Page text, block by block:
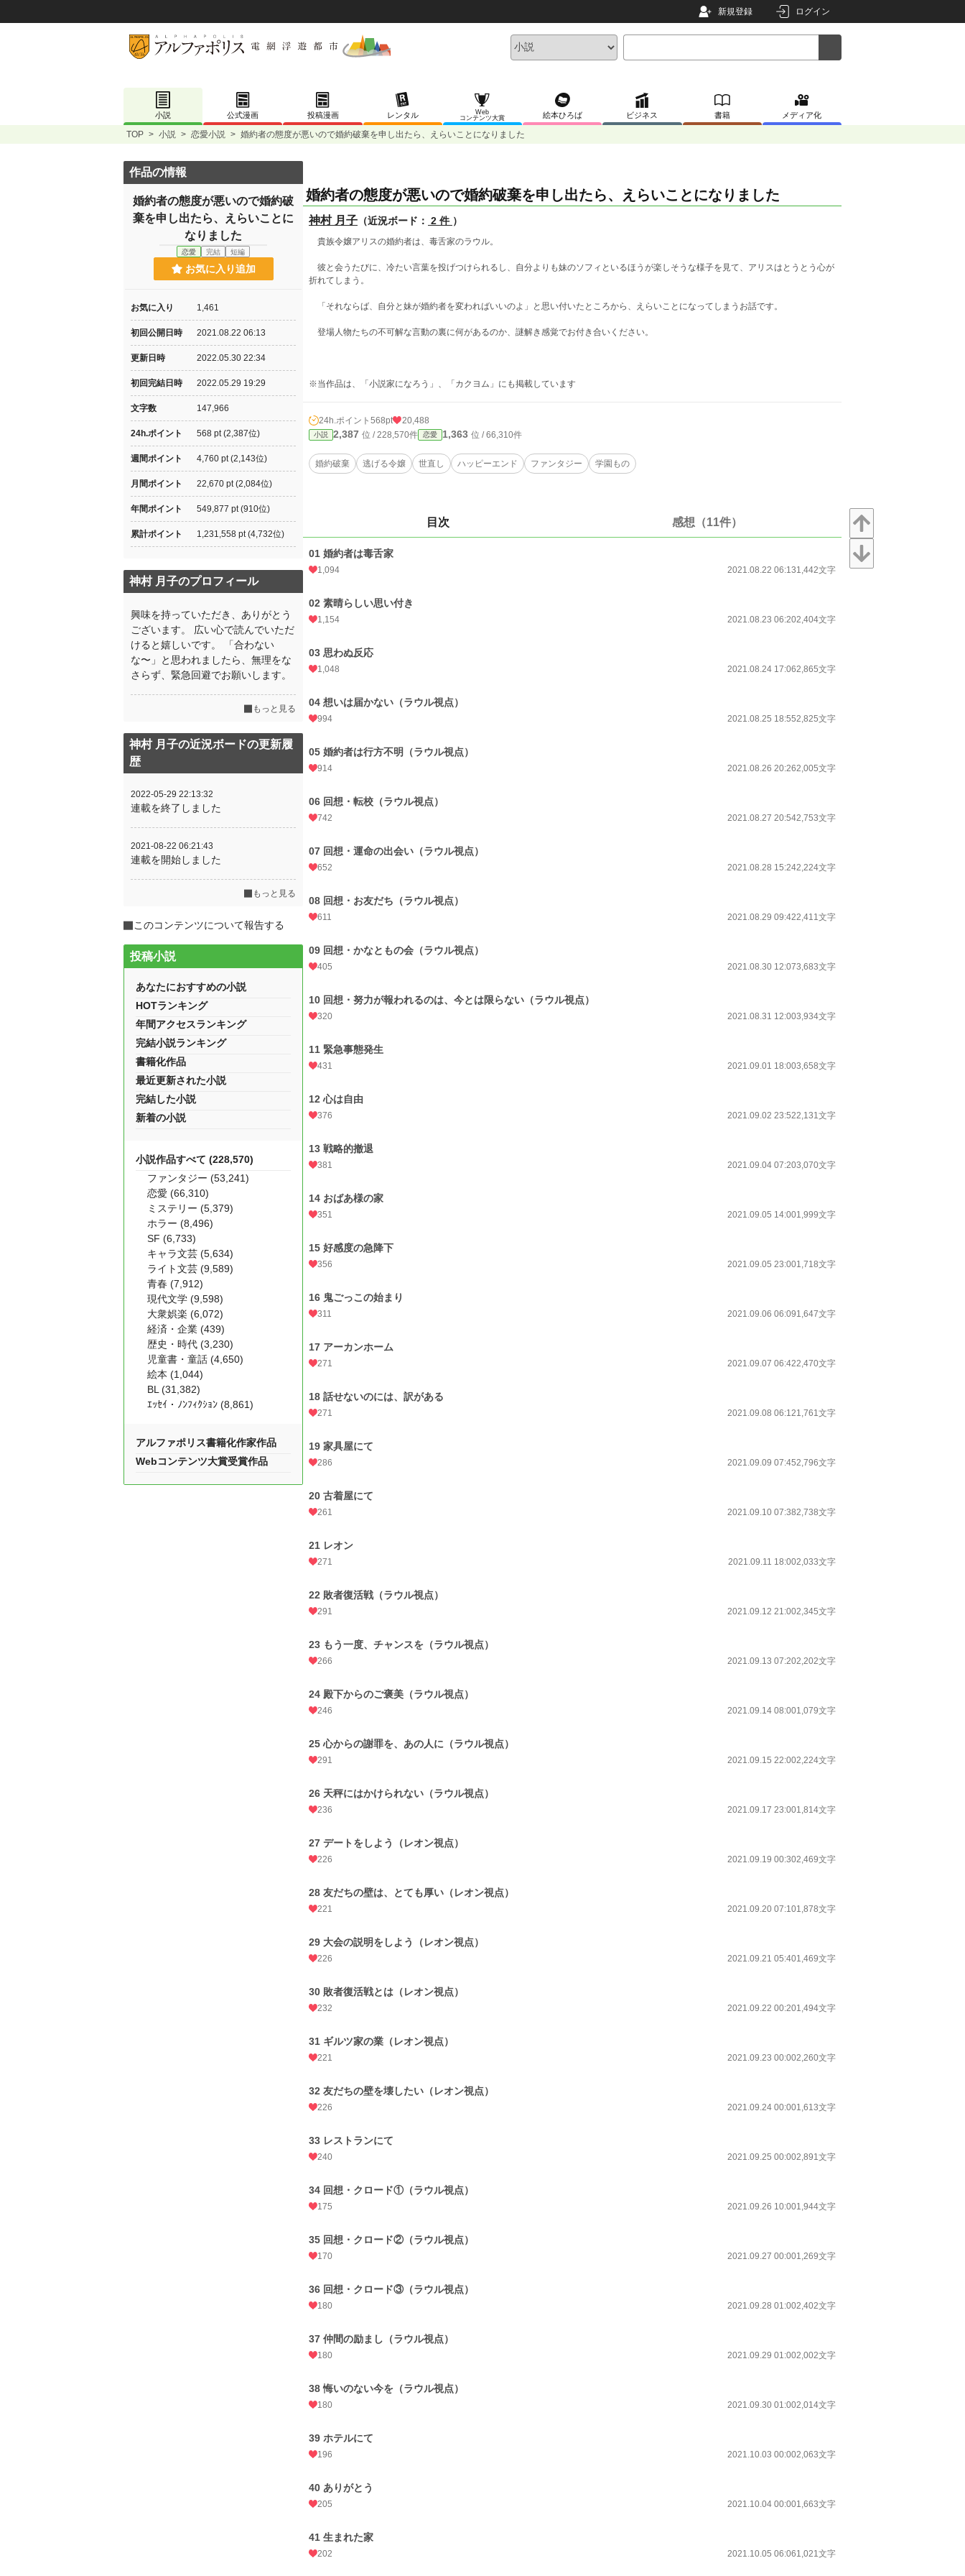
新規登録 ログイン
小説 公式漫画 投稿漫画 レンタル
Web
コンテンツ大賞
絵本ひろば ビジネス 書籍 メディア化
TOP > 小説 > 恋愛小説 > 婚約者の態度が悪いので婚約破棄を申し出たら、えらいことになりました
婚約者の態度が悪いので婚約破棄を申し出たら、えらいことになりました
神村 月子 （近況ボード： 2 件 ）
貴族令嬢アリスの婚約者は、毒舌家のラウル。
彼と会うたびに、冷たい言葉を投げつけられるし、自分よりも妹のソフィといるほうが楽しそうな様子を見て、アリスはとうとう心が
折れてしまう。
「それならば、自分と妹が婚約者を変わればいいのよ」と思い付いたところから、えらいことになってしまうお話です。
登場人物たちの不可解な言動の裏に何があるのか、謎解き感覚でお付き合いください。
※当作品は、「小説家になろう」、「カクヨム」にも掲載しています
24h.ポイント 568pt 20,488
小説 2,387 位 / 228,570件 恋愛 1,363 位 / 66,310件
婚約破棄 逃げる令嬢 世直し ハッピーエンド ファンタジー 学園もの
目次 感想（11件）
01 婚約者は毒舌家
1,094 2021.08.22 06:131,442文字
02 素晴らしい思い付き
1,154 2021.08.23 06:202,404文字
03 思わぬ反応
1,048 2021.08.24 17:062,865文字
04 想いは届かない（ラウル視点）
994 2021.08.25 18:552,825文字
05 婚約者は行方不明（ラウル視点）
914 2021.08.26 20:262,005文字
06 回想・転校（ラウル視点）
742 2021.08.27 20:542,753文字
07 回想・運命の出会い（ラウル視点）
652 2021.08.28 15:242,224文字
08 回想・お友だち（ラウル視点）
611 2021.08.29 09:422,411文字
09 回想・かなともの会（ラウル視点）
405 2021.08.30 12:073,683文字
10 回想・努力が報われるのは、今とは限らない（ラウル視点）
320 2021.08.31 12:003,934文字
11 緊急事態発生
431 2021.09.01 18:003,658文字
12 心は自由
376 2021.09.02 23:522,131文字
13 戦略的撤退
381 2021.09.04 07:203,070文字
14 おばあ様の家
351 2021.09.05 14:001,999文字
15 好感度の急降下
356 2021.09.05 23:001,718文字
16 鬼ごっこの始まり
311 2021.09.06 06:091,647文字
17 アーカンホーム
271 2021.09.07 06:422,470文字
18 話せないのには、訳がある
271 2021.09.08 06:121,761文字
19 家具屋にて
286 2021.09.09 07:452,796文字
20 古着屋にて
261 2021.09.10 07:382,738文字
21 レオン
271 2021.09.11 18:002,033文字
22 敗者復活戦（ラウル視点）
291 2021.09.12 21:002,345文字
23 もう一度、チャンスを（ラウル視点）
266 2021.09.13 07:202,202文字
24 殿下からのご褒美（ラウル視点）
246 2021.09.14 08:001,079文字
25 心からの謝罪を、あの人に（ラウル視点）
291 2021.09.15 22:002,224文字
26 天秤にはかけられない（ラウル視点）
236 2021.09.17 23:001,814文字
27 デートをしよう（レオン視点）
226 2021.09.19 00:302,469文字
28 友だちの壁は、とても厚い（レオン視点）
221 2021.09.20 07:101,878文字
29 大会の説明をしよう（レオン視点）
226 2021.09.21 05:401,469文字
30 敗者復活戦とは（レオン視点）
232 2021.09.22 00:201,494文字
31 ギルツ家の業（レオン視点）
221 2021.09.23 00:002,260文字
32 友だちの壁を壊したい（レオン視点）
226 2021.09.24 00:001,613文字
33 レストランにて
240 2021.09.25 00:002,891文字
34 回想・クロード①（ラウル視点）
175 2021.09.26 10:001,944文字
35 回想・クロード②（ラウル視点）
170 2021.09.27 00:001,269文字
36 回想・クロード③（ラウル視点）
180 2021.09.28 01:002,402文字
37 仲間の励まし（ラウル視点）
180 2021.09.29 01:002,002文字
38 悔いのない今を（ラウル視点）
180 2021.09.30 01:002,014文字
39 ホテルにて
196 2021.10.03 00:002,063文字
40 ありがとう
205 2021.10.04 00:001,663文字
41 生まれた家
202 2021.10.05 06:061,021文字
作品の情報
婚約者の態度が悪いので婚約破
棄を申し出たら、えらいことに
なりました
恋愛 完結 短編
お気に入り追加
お気に入り 1,461
初回公開日時 2021.08.22 06:13
更新日時 2022.05.30 22:34
初回完結日時 2022.05.29 19:29
文字数 147,966
24h.ポイント 568 pt (2,387位)
週間ポイント 4,760 pt (2,143位)
月間ポイント 22,670 pt (2,084位)
年間ポイント 549,877 pt (910位)
累計ポイント 1,231,558 pt (4,732位)
神村 月子のプロフィール
興味を持っていただき、ありがとう
ございます。 広い心で読んでいただ
けると嬉しいです。 「合わない
な〜」と思われましたら、無理をな
さらず、緊急回避でお願いします。
もっと見る
神村 月子の近況ボードの更新履
歴
2022-05-29 22:13:32
連載を終了しました
2021-08-22 06:21:43
連載を開始しました
もっと見る
このコンテンツについて報告する
投稿小説
あなたにおすすめの小説
HOTランキング
年間アクセスランキング
完結小説ランキング
書籍化作品
最近更新された小説
完結した小説
新着の小説
小説作品すべて (228,570)
ファンタジー (53,241)
恋愛 (66,310)
ミステリー (5,379)
ホラー (8,496)
SF (6,733)
キャラ文芸 (5,634)
ライト文芸 (9,589)
青春 (7,912)
現代文学 (9,598)
大衆娯楽 (6,072)
経済・企業 (439)
歴史・時代 (3,230)
児童書・童話 (4,650)
絵本 (1,044)
BL (31,382)
ｴｯｾｲ・ﾉﾝﾌｨｸｼｮﾝ (8,861)
アルファポリス書籍化作家作品
Webコンテンツ大賞受賞作品